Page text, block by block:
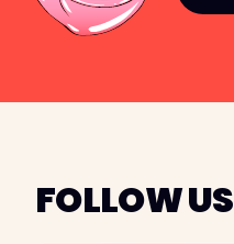
FOLLOW US